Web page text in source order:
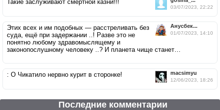
03/07/2023, 22:22
Такие заслуживают смертной казни!!!
Анусбек...
01/07/2023, 14:10
Этих всех и им подобных — расстреливать без
суда, ещё при задержании ..! Разве это не
понятно любому здравомыслящему и
законопослушному человеку ..? И планета чище станет…
macsimyu
12/06/2023, 18:26
: О Чикатило нервно курит в сторонке!
Последние комментарии